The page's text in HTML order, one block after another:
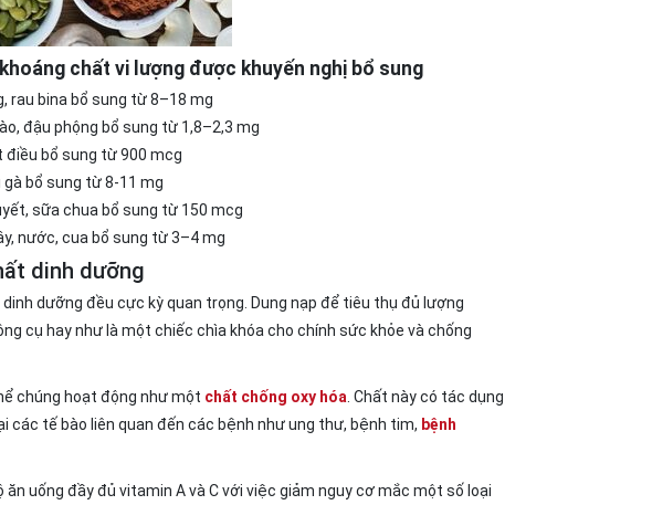
chất vi lượng được khuyến nghị bổ sung
rau bina bổ sung từ 8–18 mg
đậu phộng bổ sung từ 1,8–2,3 mg
bổ sung từ 900 mcg
bổ sung từ 8-11 mg
sữa chua bổ sung từ 150 mcg
nước, cua bổ sung từ 3–4 mg
dinh dưỡng
dưỡng đều cực kỳ quan trọng. Dung nạp để tiêu thụ đủ lượng
cụ hay như là một chiếc chìa khóa cho chính sức khỏe và chống
chúng hoạt động như một chất chống oxy hóa . Chất này có tác dụng
các tế bào liên quan đến các bệnh như ung thư, bệnh tim, bệnh
uống đầy đủ vitamin A và C với việc giảm nguy cơ mắc một số loại